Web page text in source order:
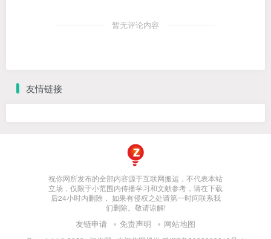
暂无评论内容
友情链接
祝你网所发布的全部内容源于互联网搬运，不代表本站
立场，仅限于小范围内传播学习和文献参考，请在下载
后24小时内删除， 如果有侵权之处请第一时间联系我
们删除。敬请谅解!
友链申请 免责声明 网站地图